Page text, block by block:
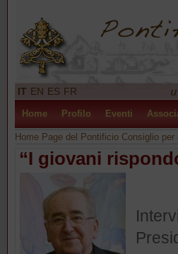
IT EN ES FR
Home Profilo Eventi
Home Page del Pontificio Consiglio per
“I giovani